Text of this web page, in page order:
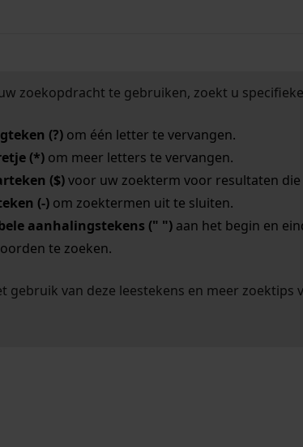
zoekopdracht te gebruiken, zoekt u
(?)om één letter te vervangen.
(*)om meer letters te vervangen.
($)voor uw zoekterm voor resultaten die
(-)om zoektermen uit te sluiten.
aanhalingstekens (" ")aan het begin en
te zoeken.
gebruik van deze leestekens en meer zoektips